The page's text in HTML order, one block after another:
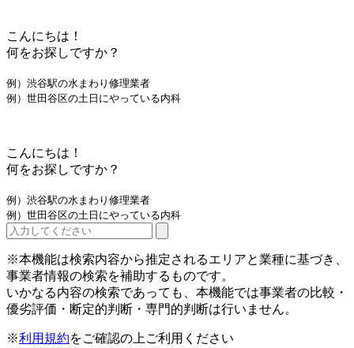
こんにちは！
何をお探しですか？
例）渋谷駅の水まわり修理業者
例）世田谷区の土日にやっている内科
こんにちは！
何をお探しですか？
例）渋谷駅の水まわり修理業者
例）世田谷区の土日にやっている内科
※本機能は検索内容から推定されるエリアと業種に基づき、
事業者情報の検索を補助するものです。
いかなる内容の検索であっても、本機能では事業者の比較・
優劣評価・断定的判断・専門的判断は行いません。
※利用規約をご確認の上ご利用ください